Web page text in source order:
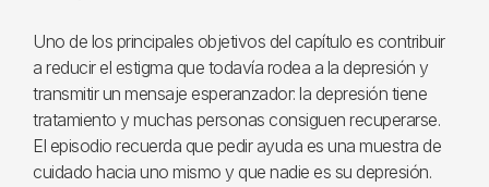
Uno de los principales objetivos del capítulo es contribuir
a reducir el estigma que todavía rodea a la depresión y
transmitir un mensaje esperanzador: la depresión tiene
tratamiento y muchas personas consiguen recuperarse.
El episodio recuerda que pedir ayuda es una muestra de
cuidado hacia uno mismo y que nadie es su depresión.